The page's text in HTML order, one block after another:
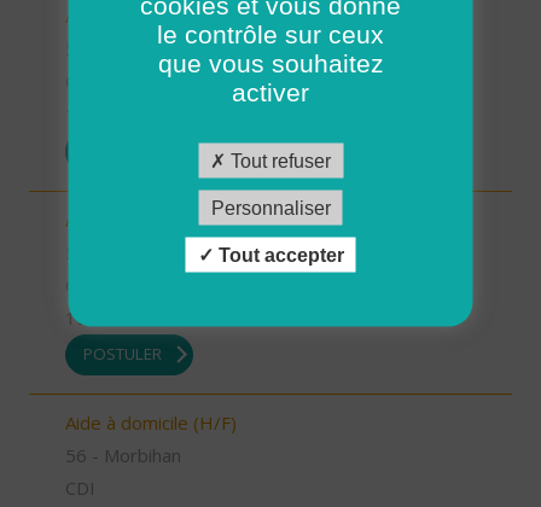
Auxiliaire de vie (H/F)
56 - Morbihan
Auxiliaire de vie (H/F)
19/05/2026
POSTULER
Aide à domicile (H/F)
56 - Morbihan
CDI
le contrôle sur ceux
que vous souhaitez
activer
Tout refuser
Personnaliser
Tout accepter